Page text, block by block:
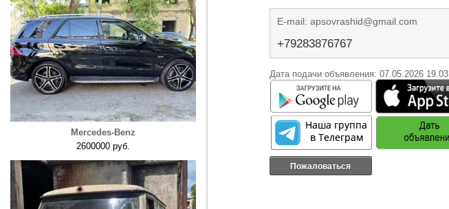
Mercedes-Benz
2600000 руб.
E-mail: apsovrashid@gmail.com
+79283876767
Дата подачи объявления: 07.05.2026 19.03
Пожаловаться